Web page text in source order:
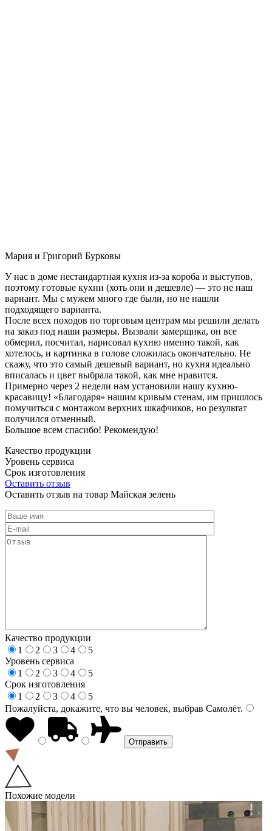
Мария и Григорий Бурковы
У нас в доме нестандартная кухня из-за короба и выступов,
поэтому готовые кухни (хоть они и дешевле) — это не наш
вариант. Мы с мужем много где были, но не нашли
подходящего варианта.
После всех походов по торговым центрам мы решили делать
на заказ под наши размеры. Вызвали замерщика, он все
обмерил, посчитал, нарисовал кухню именно такой, как
хотелось, и картинка в голове сложилась окончательно. Не
скажу, что это самый дешевый вариант, но кухня идеально
вписалась и цвет выбрала такой, как мне нравится.
Примерно через 2 недели нам установили нашу кухню-
красавицу! «Благодаря» нашим кривым стенам, им пришлось
помучиться с монтажом верхних шкафчиков, но результат
получился отменный.
Большое всем спасибо! Рекомендую!
Качество продукции
Уровень сервиса
Срок изготовления
Оставить отзыв
Оставить отзыв на товар Майская зелень
Качество продукции
1
2 3 4
5
Уровень сервиса
1
2 3 4
5
Срок изготовления
1
2 3 4
5
Пожалуйста, докажите, что вы человек, выбрав Самолёт.
Похожие модели